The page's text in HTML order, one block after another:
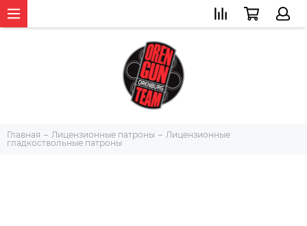
Главная Лицензионные патроны
Лицензионные
гладкоствольные патроны